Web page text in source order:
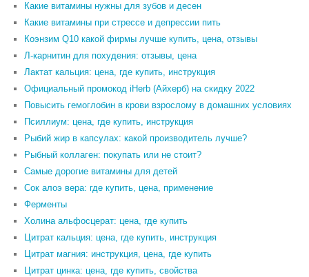
Какие витамины нужны для зубов и десен
Какие витамины при стрессе и депрессии пить
Коэнзим Q10 какой фирмы лучше купить, цена, отзывы
Л-карнитин для похудения: отзывы, цена
Лактат кальция: цена, где купить, инструкция
Официальный промокод iHerb (Айхерб) на скидку 2022
Повысить гемоглобин в крови взрослому в домашних условиях
Псиллиум: цена, где купить, инструкция
Рыбий жир в капсулах: какой производитель лучше?
Рыбный коллаген: покупать или не стоит?
Самые дорогие витамины для детей
Сок алоэ вера: где купить, цена, применение
Ферменты
Холина альфосцерат: цена, где купить
Цитрат кальция: цена, где купить, инструкция
Цитрат магния: инструкция, цена, где купить
Цитрат цинка: цена, где купить, свойства